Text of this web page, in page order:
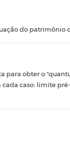
do patrimônio
para obter o
caso: limite